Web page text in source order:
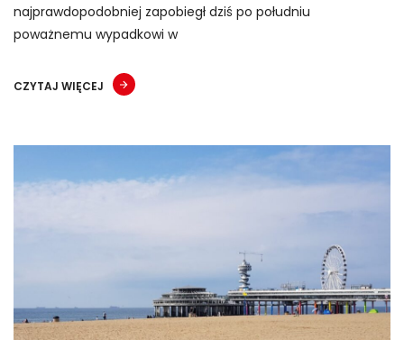
najprawdopodobniej zapobiegł dziś po południu
poważnemu wypadkowi w
CZYTAJ WIĘCEJ